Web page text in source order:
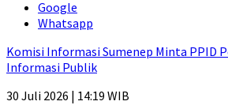
Google
Whatsapp
Komisi Informasi Sumenep Minta PPID
Informasi Publik
30 Juli 2026 | 14:19 WIB